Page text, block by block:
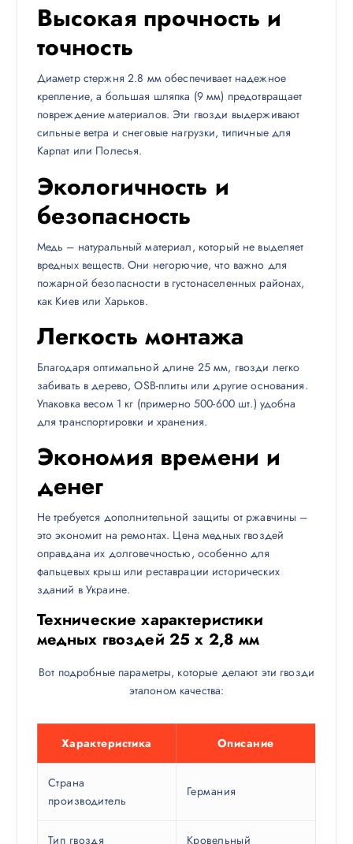
Высокая прочность и
точность
Диаметр стержня 2.8 мм обеспечивает надежное
крепление, а большая шляпка (9 мм) предотвращает
повреждение материалов. Эти гвозди выдерживают
сильные ветра и снеговые нагрузки, типичные для
Карпат или Полесья.
Экологичность и
безопасность
Медь – натуральный материал, который не выделяет
вредных веществ. Они негорючие, что важно для
пожарной безопасности в густонаселенных районах,
как Киев или Харьков.
Легкость монтажа
Благодаря оптимальной длине 25 мм, гвозди легко
забивать в дерево, OSB-плиты или другие основания.
Упаковка весом 1 кг (примерно 500-600 шт.) удобна
для транспортировки и хранения.
Экономия времени и
денег
Не требуется дополнительной защиты от ржавчины –
это экономит на ремонтах. Цена медных гвоздей
оправдана их долговечностью, особенно для
фальцевых крыш или реставрации исторических
зданий в Украине.
Технические характеристики
медных гвоздей 25 х 2,8 мм
Вот подробные параметры, которые делают эти гвозди
эталоном качества:
Характеристика Описание
Страна
производитель
Германия
Тип гвоздя Кровельный